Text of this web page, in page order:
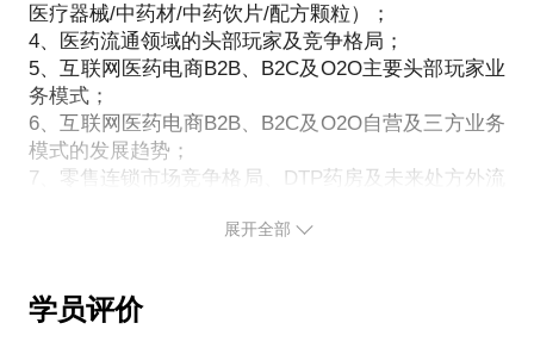
医疗器械/中药材/中药饮片/配方颗粒）；
4、医药流通领域的头部玩家及竞争格局；
5、互联网医药电商B2B、B2C及O2O主要头部玩家业
务模式；
6、互联网医药电商B2B、B2C及O2O自营及三方业务
模式的发展趋势；
7、零售连锁市场竞争格局、DTP药房及未来处方外流
8、互联网+医+药+险的闭环的业务模式；
二、自我介绍
展开全部
学员评价